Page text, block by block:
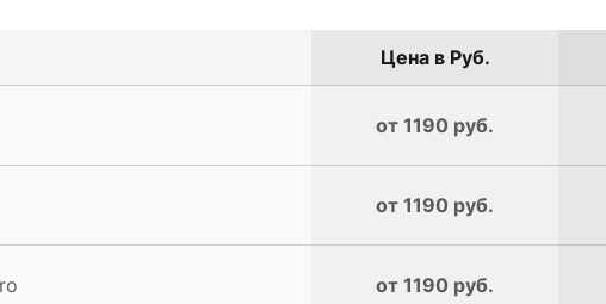
Цена в Руб.
от 1190 руб.
от 1190 руб.
от 1190 руб.